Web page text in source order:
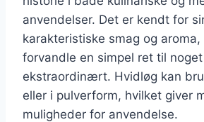
anvendelser. Det er kendt for
karakteristiske smag og aroma,
forvandle en simpel ret til noget
ekstraordinært. Hvidløg kan
eller i pulverform, hvilket giver
muligheder for anvendelse.